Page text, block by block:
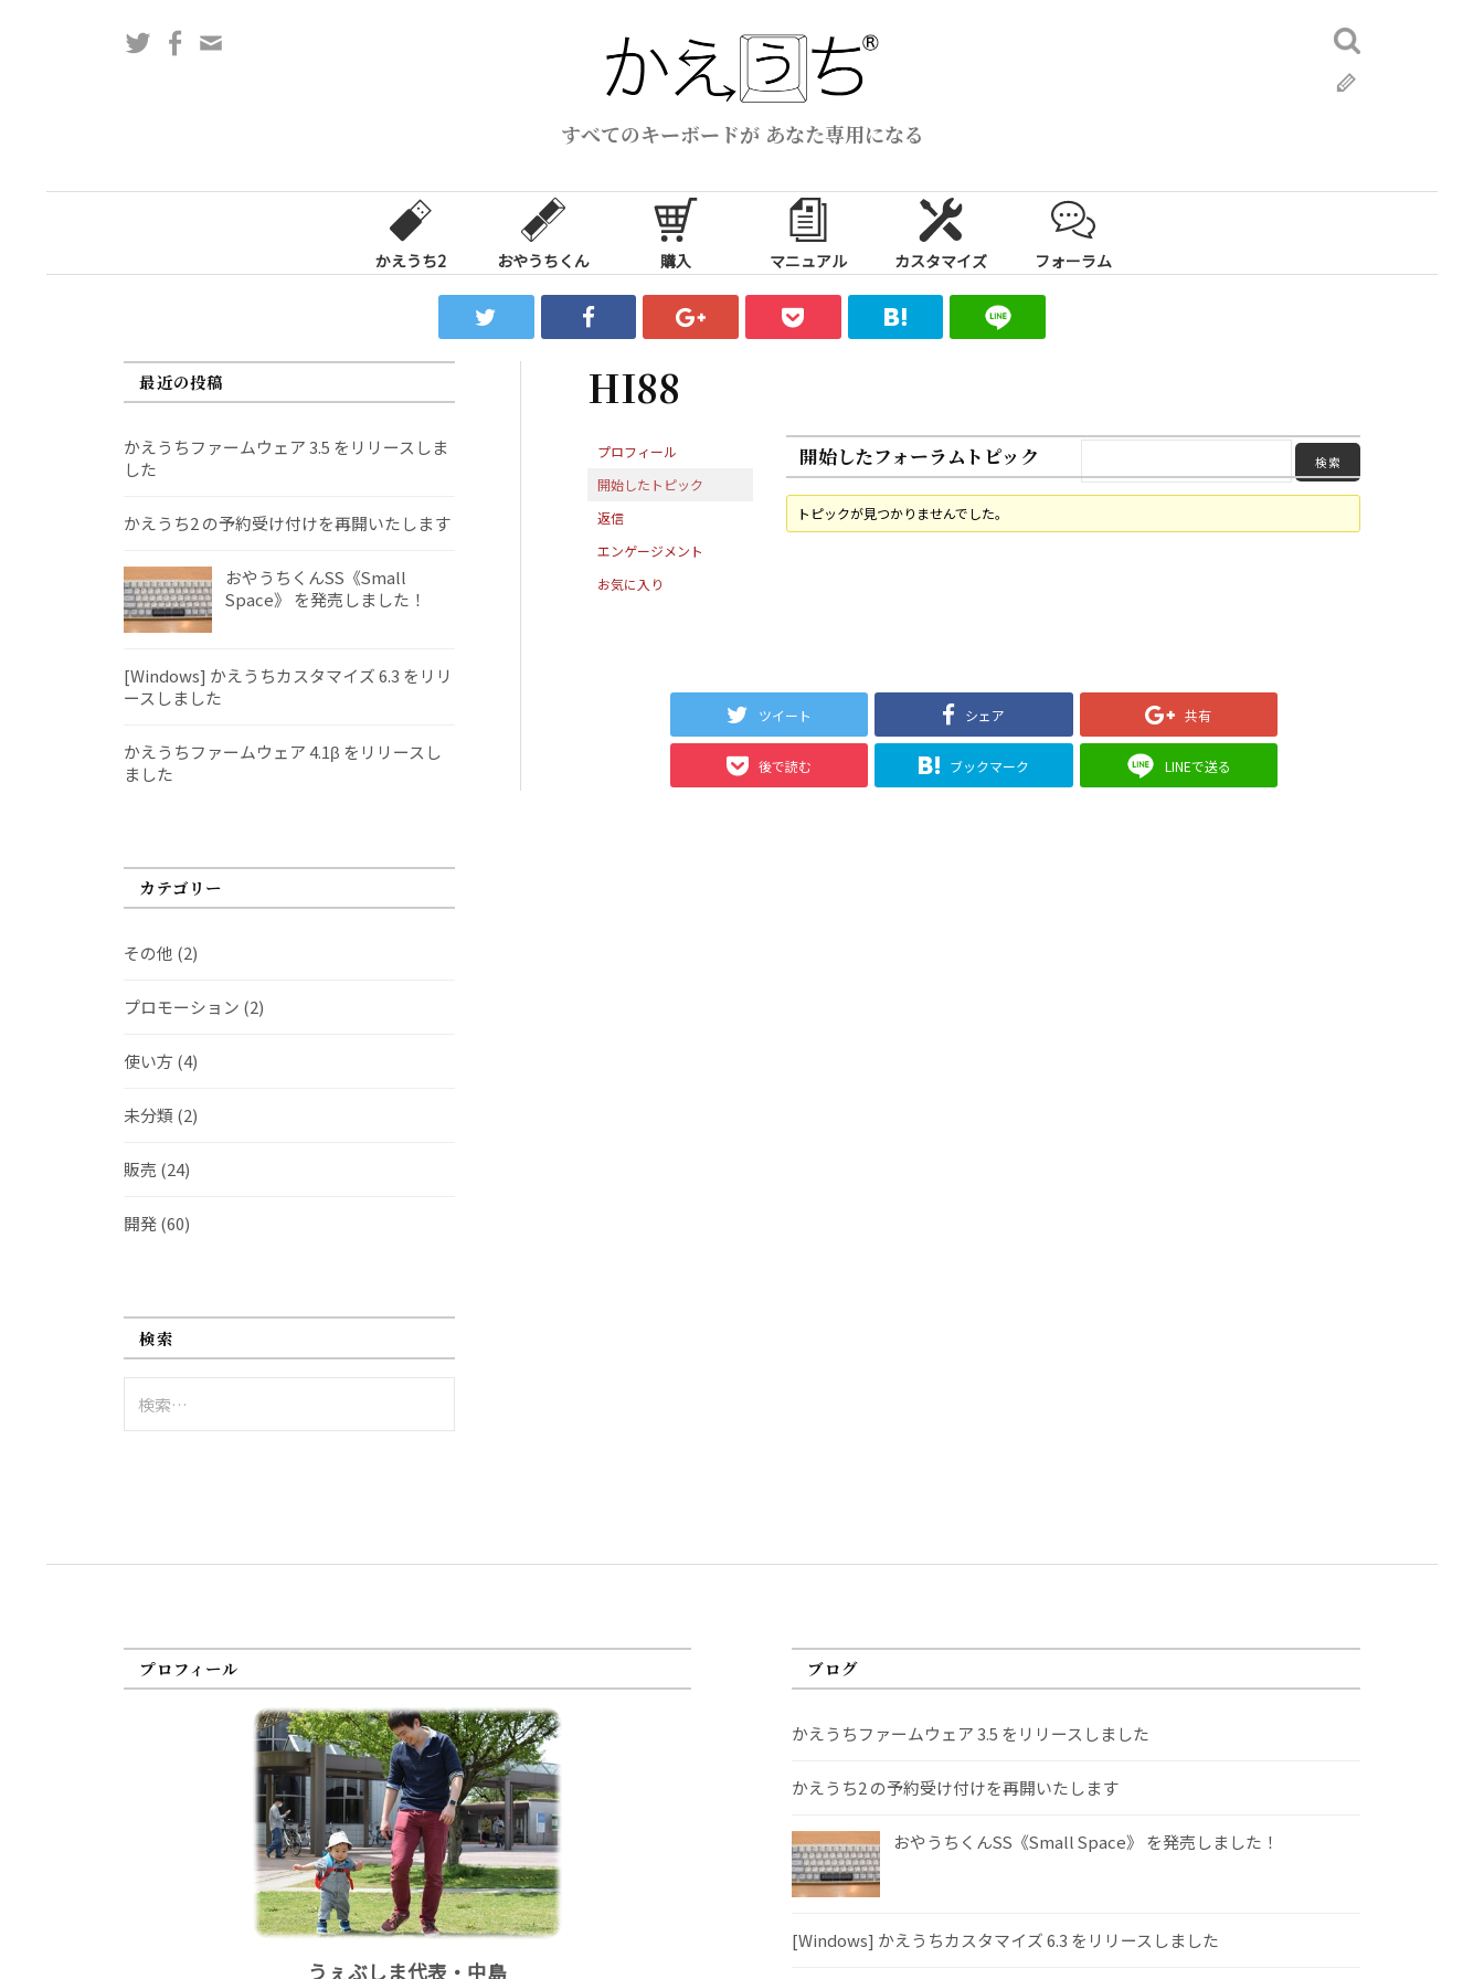
ス
すべてのキーボードが あなた専用になる
TwitterFacebook
検
索:
かえうち2 おやうちくん 購入 マニュアル カスタマイズ フォーラム
HI88
プロフィール
開始したトピック
返信
エンゲージメント
お気に入り
開始したフォーラムトピック
トピックが見つかりませんでした。
ツイート シェア 共有
後で読む ブックマーク LINEで送る
最近の投稿
かえうちファームウェア 3.5 をリリースしま
した
かえうち2 の予約受け付けを再開いたします
おやうちくんSS《Small
Space》 を発売しました！
[Windows] かえうちカスタマイズ 6.3 をリリ
ースしました
かえうちファームウェア 4.1β をリリースし
ました
カテゴリー
その他 (2)
プロモーション (2)
使い方 (4)
未分類 (2)
販売 (24)
開発(60)
検索
索:
プロフィール
うぇぶしま代表・中島
ブログ
かえうちファームウェア 3.5 をリリースしました
かえうち2 の予約受け付けを再開いたします
おやうちくんSS《Small Space》 を発売しました！
[Windows] かえうちカスタマイズ 6.3 をリリースしました